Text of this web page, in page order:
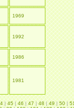
1969
1992
1986
1981
|45|46|47|48|49|50|